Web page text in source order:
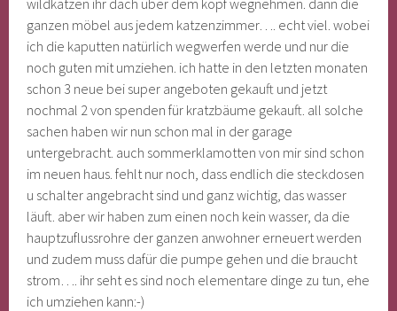
wildkatzen ihr dach über dem kopf wegnehmen. dann die
ganzen möbel aus jedem katzenzimmer…. echt viel. wobei
ich die kaputten natürlich wegwerfen werde und nur die
noch guten mit umziehen. ich hatte in den letzten monaten
schon 3 neue bei super angeboten gekauft und jetzt
nochmal 2 von spenden für kratzbäume gekauft. all solche
sachen haben wir nun schon mal in der garage
untergebracht. auch sommerklamotten von mir sind schon
im neuen haus. fehlt nur noch, dass endlich die steckdosen
u schalter angebracht sind und ganz wichtig, das wasser
läuft. aber wir haben zum einen noch kein wasser, da die
hauptzuflussrohre der ganzen anwohner erneuert werden
und zudem muss dafür die pumpe gehen und die braucht
strom…. ihr seht es sind noch elementare dinge zu tun, ehe
ich umziehen kann:-)